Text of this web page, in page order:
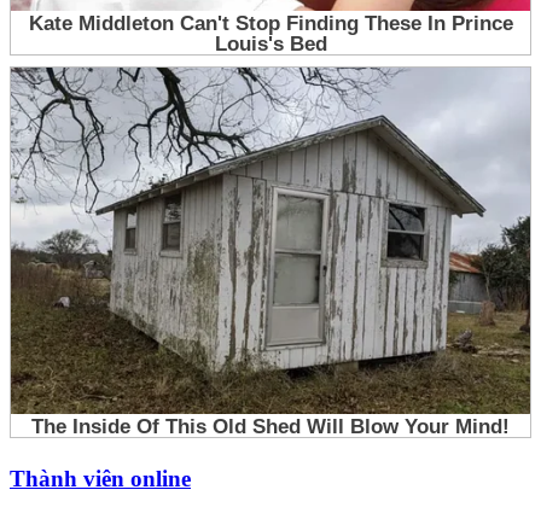
Thành viên online